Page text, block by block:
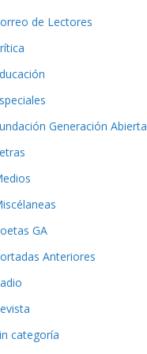
de Lectores
Generación Abierta
GA
Anteriores
categoría